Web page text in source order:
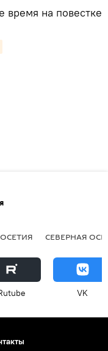
время на повестке
СЕВЕРНАЯ
VK